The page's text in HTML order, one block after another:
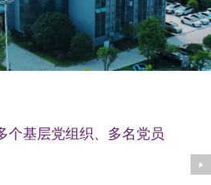
个基层党组织、多名党员
志“